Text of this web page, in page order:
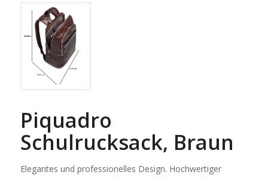
Piquadro
Schulrucksack, Braun
Elegantes und professionelles Design. Hochwertiger